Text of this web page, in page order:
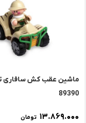
ماشین عقب کش سافاری
89390
۱۳.۸۶۹.۰۰۰ تومان